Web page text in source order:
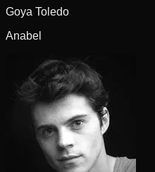
Goya Toledo
Anabel